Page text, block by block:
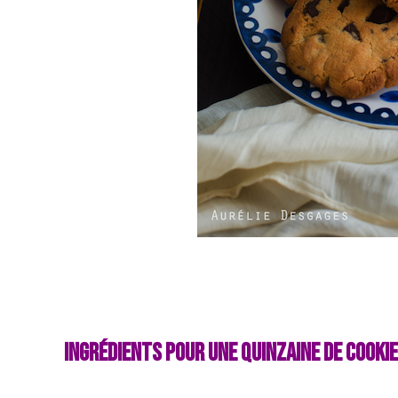
Ingrédients pour une quinzaine de